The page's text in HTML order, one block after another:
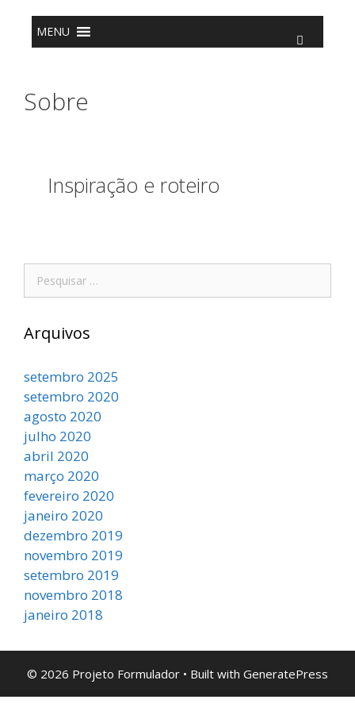
conteúdo
MENU
Sobre
Inspiração e roteiro
Arquivos
setembro 2025
setembro 2020
agosto 2020
julho 2020
abril 2020
março 2020
fevereiro 2020
janeiro 2020
dezembro 2019
novembro 2019
setembro 2019
novembro 2018
janeiro 2018
© 2026 Projeto Formulador • Built with GeneratePress